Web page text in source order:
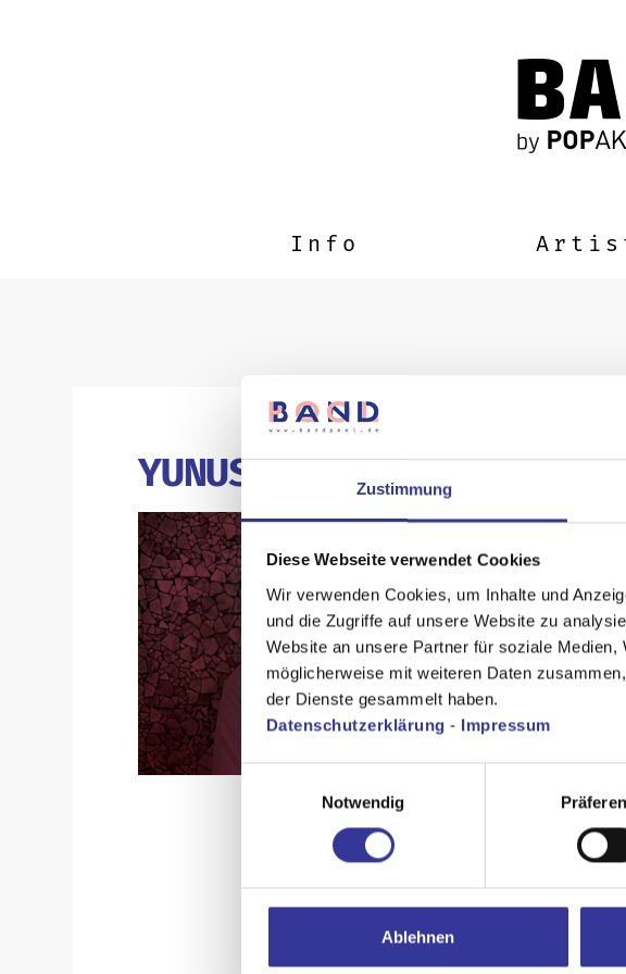
Zustimmung
Diese Webseite verwendet Cookies
Wir verwenden Cookies, um Inhalte und
und die Zugriffe auf unsere Website zu
Website an unsere Partner für soziale
möglicherweise mit weiteren Daten
der Dienste gesammelt haben.
Datenschutzerklärung - Impressum
Einwilligungsauswahl
Notwendig
Ablehnen
Info
YUNUS
Ein
Hop,
Jazz
der
Die